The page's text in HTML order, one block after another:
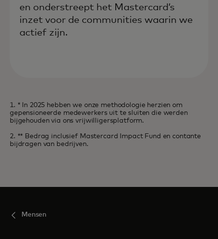
en onderstreept het Mastercard’s
inzet voor de communities waarin we
actief zijn.
1. * In 2025 hebben we onze methodologie herzien om
gepensioneerde medewerkers uit te sluiten die werden
bijgehouden via ons vrijwilligersplatform.
2. ** Bedrag inclusief Mastercard Impact Fund en contante
bijdragen van bedrijven.
Mensen